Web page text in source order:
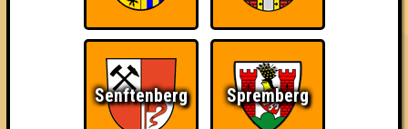
Knapp daneben! So kurz vorm Sieg!
Senftenberg Spremberg